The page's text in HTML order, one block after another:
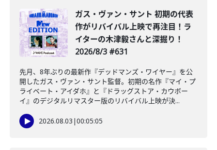
ガス・ヴァン・サント 初期の代表
作がリバイバル上映で再注目！ラ
イターの木津毅さんと深掘り！
2026/8/3 #631
先月、8年ぶりの最新作『デッドマンズ・ワイヤー』を公
開したガス・ヴァン・サント監督。初期の名作『マイ・プ
ライベート・アイダホ』と『ドラッグストア・カウボー
イ』のデジタルリマスター版のリバイバル上映が決...
2026.08.03 |00:05:05